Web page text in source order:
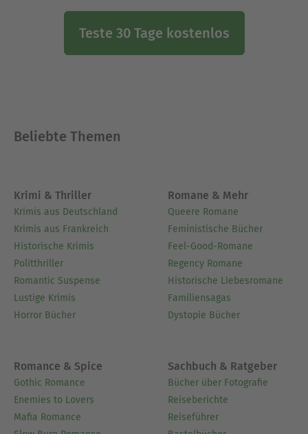
Teste 30 Tage kostenlos
Beliebte Themen
Krimi & Thriller
Krimis aus Deutschland
Krimis aus Frankreich
Historische Krimis
Politthriller
Romantic Suspense
Lustige Krimis
Horror Bücher
Romane & Mehr
Queere Romane
Feministische Bücher
Feel-Good-Romane
Regency Romane
Historische Liebesromane
Familiensagas
Dystopie Bücher
Romance & Spice
Gothic Romance
Enemies to Lovers
Mafia Romance
Sachbuch & Ratgeber
Bücher über Fotografie
Reiseberichte
Reiseführer